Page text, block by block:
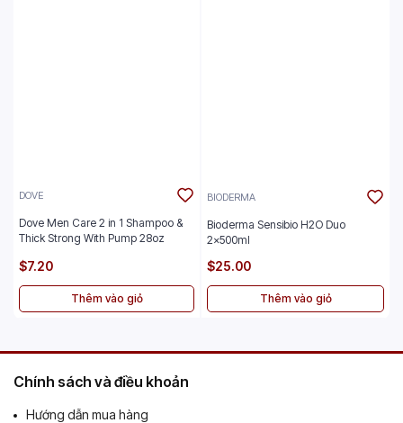
DOVE
Dove Men Care 2 in 1 Shampoo &
Thick Strong With Pump 28oz
$7.20
Thêm vào giỏ
BIODERMA
Bioderma Sensibio H2O Duo
2x500ml
$25.00
Thêm vào giỏ
Chính sách và điều khoản
Hướng dẫn mua hàng